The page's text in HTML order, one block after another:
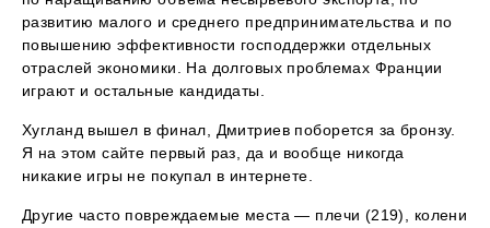
развитию малого и среднего предпринимательства и по
повышению эффективности господдержки отдельных
отраслей экономики. На долговых проблемах Франции
играют и остальные кандидаты.
Хугланд вышел в финал, Дмитриев поборется за бронзу.
Я на этом сайте первый раз, да и вообще никогда
никакие игры не покупал в интернете.
Другие часто повреждаемые места — плечи (219), колени